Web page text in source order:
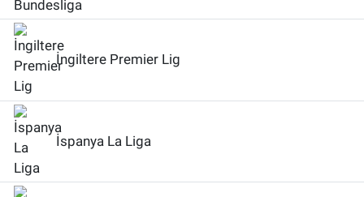
İngiltere Premier Lig
İspanya La Liga